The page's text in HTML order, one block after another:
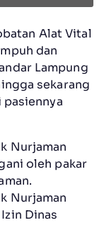
Alat Vital
dan
Lampung
sekarang
Nurjaman
oleh pakar
Nurjaman
Dinas